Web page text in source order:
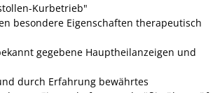
Kurbetrieb"
besondere Eigenschaften therapeutisch
gegebene Hauptheilanzeigen und
durch Erfahrung bewährtes